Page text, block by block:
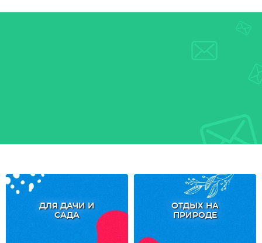
ДЛЯ ДАЧИ И
САДА
ОТДЫХ НА
ПРИРОДЕ